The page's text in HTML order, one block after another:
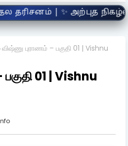
| 👣 வைஷ்ணவ
விஷ்ணு புராணம் – பகுதி 01 | Vishnu
01 | Vishnu